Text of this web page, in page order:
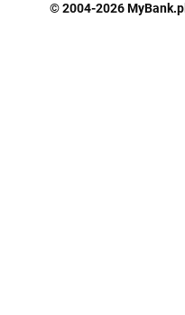
© 2004-2026 MyBank.pl